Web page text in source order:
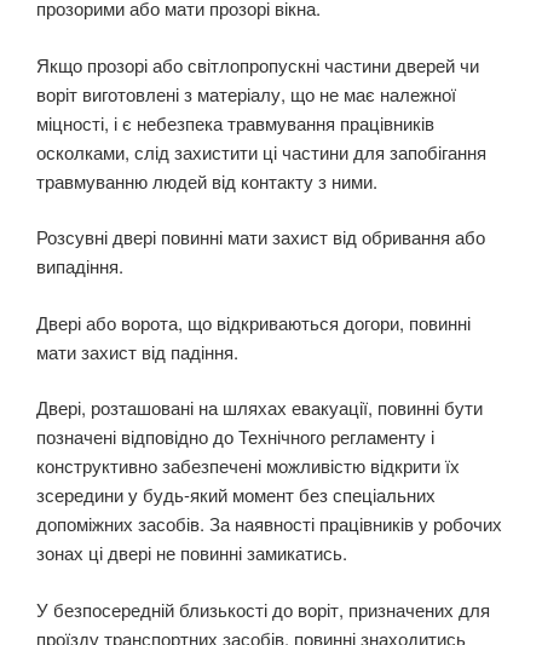
прозорими або мати прозорі вікна.
Якщо прозорі або світлопропускні частини дверей чи
воріт виготовлені з матеріалу, що не має належної
міцності, і є небезпека травмування працівників
осколками, слід захистити ці частини для запобігання
травмуванню людей від контакту з ними.
Розсувні двері повинні мати захист від обривання або
випадіння.
Двері або ворота, що відкриваються догори, повинні
мати захист від падіння.
Двері, розташовані на шляхах евакуації, повинні бути
позначені відповідно до Технічного ре­гламенту і
конструктивно забезпечені можливістю відкрити їх
зсередини у будь-який момент без спеціальних
допоміжних засобів. За наявності працівників у робочих
зонах ці двері не повинні замикатись.
У безпосередній близькості до воріт, призначених для
проїзду транспортних засобів, повинні знаходитись